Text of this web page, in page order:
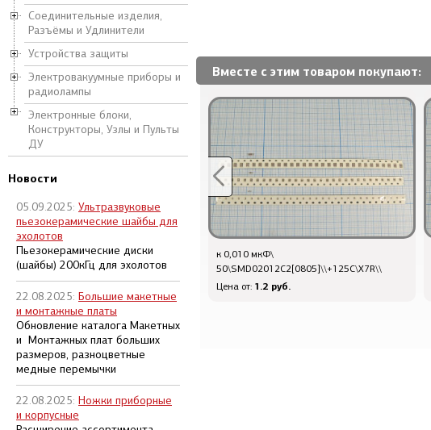
Соединительные изделия,
Разъёмы и Удлинители
Устройства защиты
Электровакуумные приборы и
радиолампы
Электронные блоки,
Конструкторы, Узлы и Пульты
ДУ
Новости
05.09.2025: Ультразвуковые
пьезокерамические шайбы для
эхолотов
Пьезокерамические диски
(шайбы) 200кГц для эхолотов
22.08.2025: Большие макетные
и монтажные платы
Обновление каталога Макетных
и Монтажных плат больших
размеров, разноцветные
медные перемычки
22.08.2025: Ножки приборные
и корпусные
Вместе с этим товаром покупают:
к 100 пФ\
50\SMD02012C2[0805]\\+125C\NPO\\\
к 0,010 мкФ\
50\SMD02012C2[0805]\\+125C\X7R\\
Цена от: 1.2 руб.